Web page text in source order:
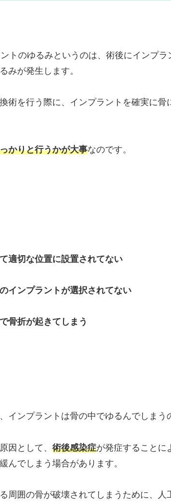
トのゆるみというのは、術後にインプ
みが発生します。
術を行う際に、インプラントを確実に骨
かりと行うかが大事なのです。
適切な位置に設置されてない
インプラントが選択されてない
骨折が起きてしまう
インプラントは骨の中でゆるんでしまう
因として、 術後感染症が発症することに
んでしまう場合があります。
周囲の骨が破壊されてしまうために、